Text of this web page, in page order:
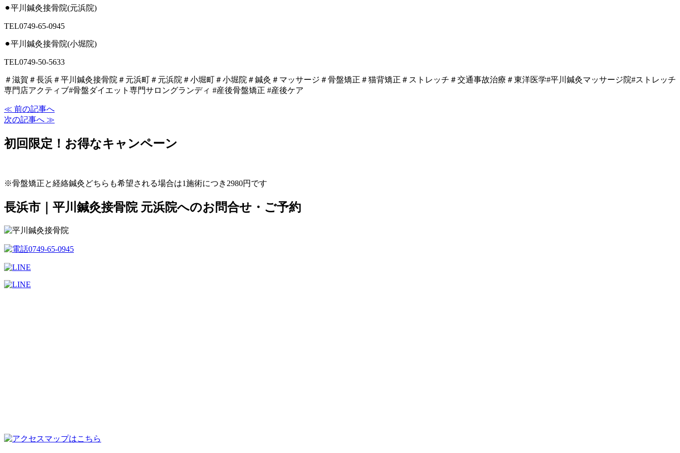
⚫︎平川鍼灸接骨院(元浜院)
TEL0749-65-0945
⚫︎平川鍼灸接骨院(小堀院)
TEL0749-50-5633
＃滋賀＃長浜＃平川鍼灸接骨院＃元浜町＃元浜院＃小堀町＃小堀院＃鍼灸＃マッサージ＃骨盤矯正＃猫背矯正＃ストレッチ＃交通事故治療＃東洋医学#平川鍼灸マッサージ院#ストレッチ
専門店アクティブ#骨盤ダイエット専門サロングランディ #産後骨盤矯正 #産後ケア
≪ 前の記事へ
次の記事へ ≫
初回限定！お得なキャンペーン
※骨盤矯正と経絡鍼灸どちらも希望される場合は1施術につき2980円です
長浜市｜平川鍼灸接骨院 元浜院へのお問合せ・ご予約